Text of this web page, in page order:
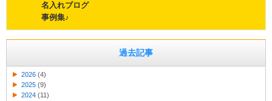
名入れブログ
事例集♪
過去記事
2026 (4)
2025 (9)
2024 (11)